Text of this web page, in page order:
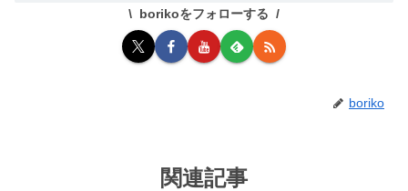
borikoをフォローする
boriko
関連記事